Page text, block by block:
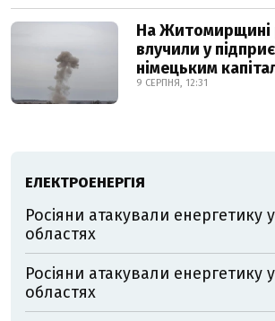
На Житомирщині
влучили у
німецьким
9 СЕРПНЯ, 12:31
ЕЛЕКТРОЕНЕРГІЯ
Росіяни атакували енергетику
областях
Росіяни атакували енергетику
областях